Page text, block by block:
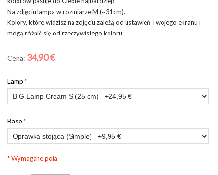
Na zdjęciu lampa w rozmiarze M (~31cm).
Kolory, które widzisz na zdjęciu zależą od ustawień Twojego ekranu i
mogą różnić się od rzeczywistego koloru.
Cena: 34,90 €
Lamp*
Base*
* Wymagane pola